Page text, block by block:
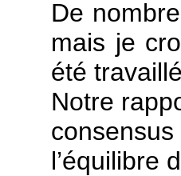
De
mais je
été
Notre
l’équilibre